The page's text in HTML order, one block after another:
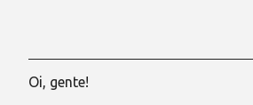
P
Oi, gente!